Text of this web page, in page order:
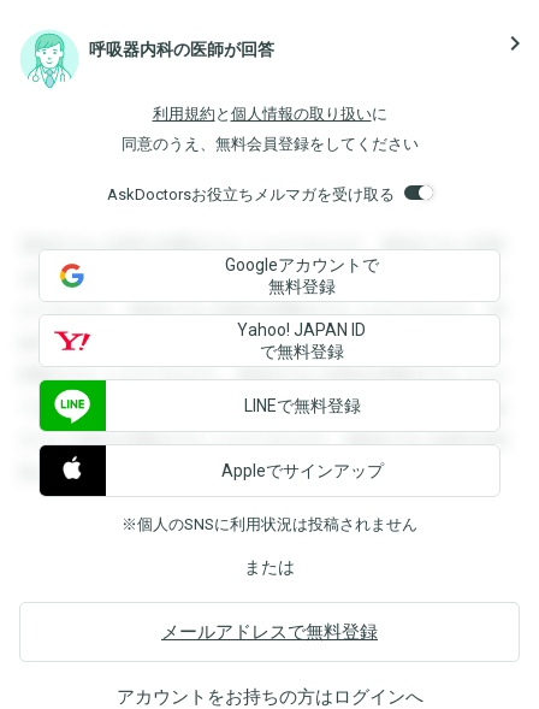
呼吸器内科の医師が回答 navigate_next
利用規約 と 個人情報の取り扱いに
同意のうえ、無料会員登録をしてください
AskDoctorsお役立ちメルマガを受け取る
登録すると回答を閲覧することができます。登録すると回答
を閲覧することができます。登録すると回答を閲覧すること
ができます。登録すると回答を閲覧することができます。登
録すると回答を閲覧することができます。登録すると回答を
閲覧することができます。登録すると回答を閲覧することが
できます。登録すると回答を閲覧することができます。登録
すると回答を閲覧することができます。登録すると回答を閲
覧することができます。
Googleアカウントで
無料登録
Yahoo! JAPAN ID
で無料登録
LINEで無料登録
Appleでサインアップ
※個人のSNSに利用状況は投稿されません
または
メールアドレスで無料登録
アカウントをお持ちの方はログインへ